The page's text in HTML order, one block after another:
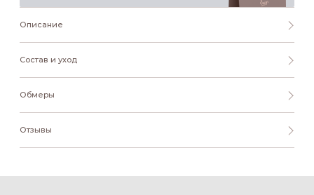
Описание
Состав и уход
Обмеры
Отзывы